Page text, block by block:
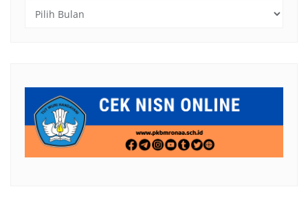
Arsip